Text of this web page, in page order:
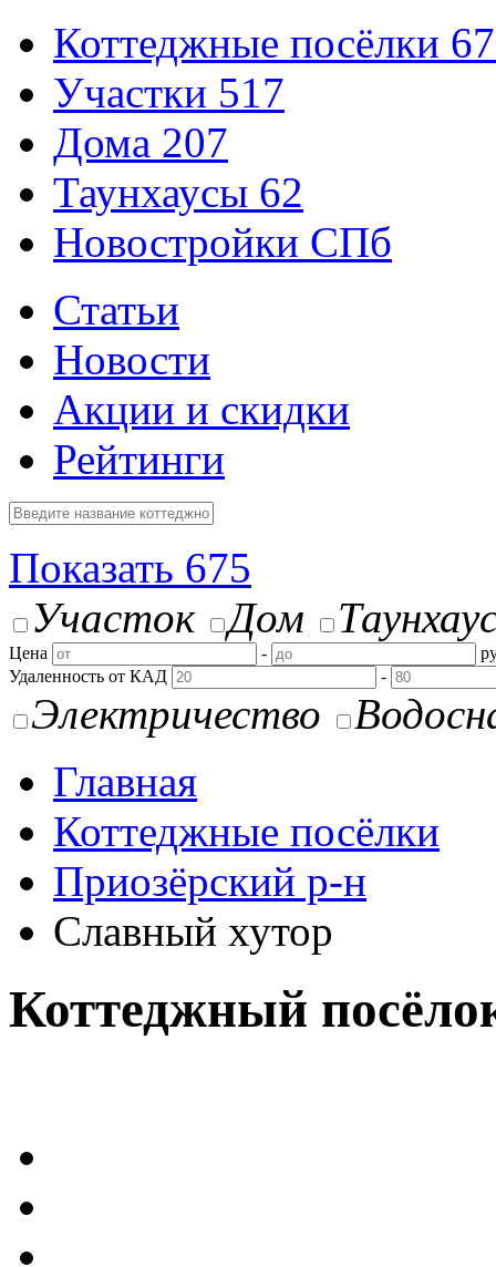
Коттеджные посёлки
Участки 517
Дома 207
Таунхаусы 62
Новостройки СПб
Статьи
Новости
Акции и скидки
Рейтинги
Показать 675
Участок
Дом
Цена -
Удаленность от КАД
-
Электричество
Главная
Коттеджные посёлки
Приозёрский р-н
Славный хутор
Коттеджный